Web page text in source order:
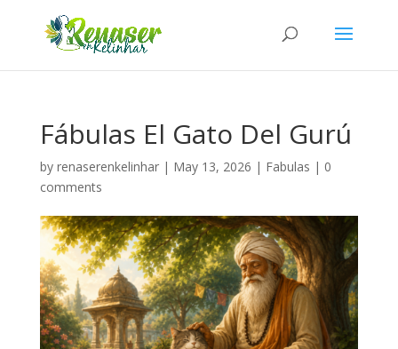
Fábulas El Gato Del Gurú
by renaserenkelinhar| May 13, 2026 | Fabulas | 0
comments